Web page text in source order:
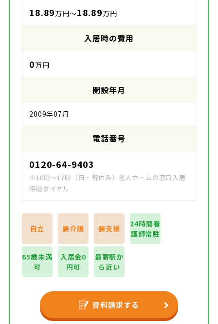
18.89万円～18.89万円
入居時の費用
0万円
開設年月
2009年07月
電話番号
0120-64-9403
※10時～17時（日・祝休み）老人ホームの窓口入居
相談ダイヤル
自立 要介護 要支援
24時間看
護師常駐
65歳未満
可
入居金0
円可
最寄駅か
ら近い
資料請求する